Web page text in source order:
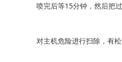
喷完后等15分钟，然后把
对主机危险进行扫除，有